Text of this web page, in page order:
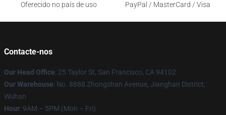
Oferecido no país de uso
PayPal / MasterCard / Visa
Contacte-nos
Our Head Office: 25 Taylor St, San Francisco, CA 94102
Our Warehouse: No. 8888 Zhongshan Avenue, Jianghan District,
Wuhan
Hour: 9AM – 5PM (Mon – Fri)